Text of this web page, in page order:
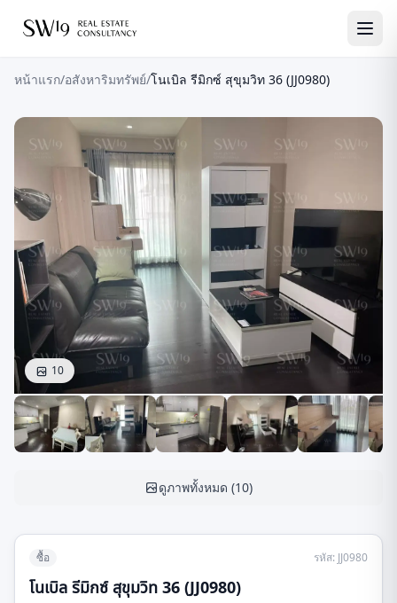
หน้าแรก/อสังหาริมทรัพย์/โนเบิล รีมิกซ์ สุขุมวิท 36 (JJ0980)
10
ดูภาพทั้งหมด (10)
ซื้อ รหัส: JJ0980
โนเบิล รีมิกซ์ สุขุมวิท 36 (JJ0980)